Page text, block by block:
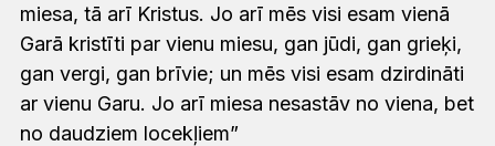
miesa, tā arī Kristus. Jo arī mēs visi esam vienā
Garā kristīti par vienu miesu, gan jūdi, gan grieķi,
gan vergi, gan brīvie; un mēs visi esam dzirdināti
ar vienu Garu. Jo arī miesa nesastāv no viena, bet
no daudziem locekļiem”